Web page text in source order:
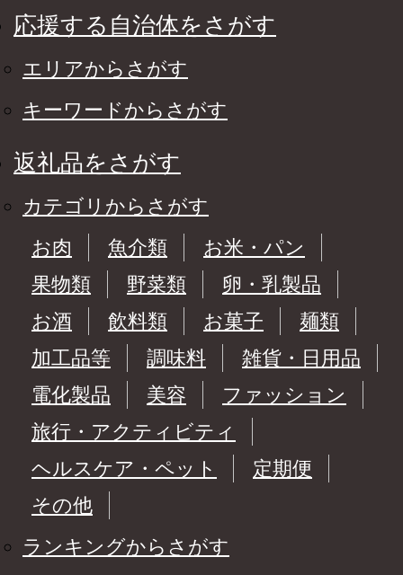
応援する自治体をさがす
エリアからさがす
キーワードからさがす
返礼品をさがす
カテゴリからさがす
お肉
魚介類
お米・パン
果物類
野菜類
卵・乳製品
お酒
飲料類 お菓子
麺類
加工品等
調味料
雑貨・日用品
電化製品
美容
ファッション
旅行・アクティビティ
ヘルスケア・ペット
定期便
その他
ランキングからさがす